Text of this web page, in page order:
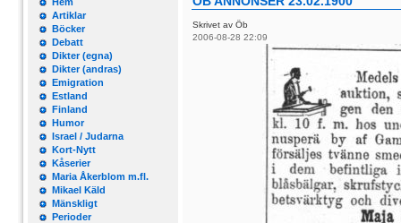
Artiklar
Böcker
Debatt
Dikter (egna)
Dikter (andras)
Emigration
Estland
Finland
Humor
Israel / Judarna
Kort-Nytt
Kåserier
Maria Åkerblom m.fl.
Mikael Käld
Mänskligt
Perioder
Skrivet av Öb
2006-08-28 22:09